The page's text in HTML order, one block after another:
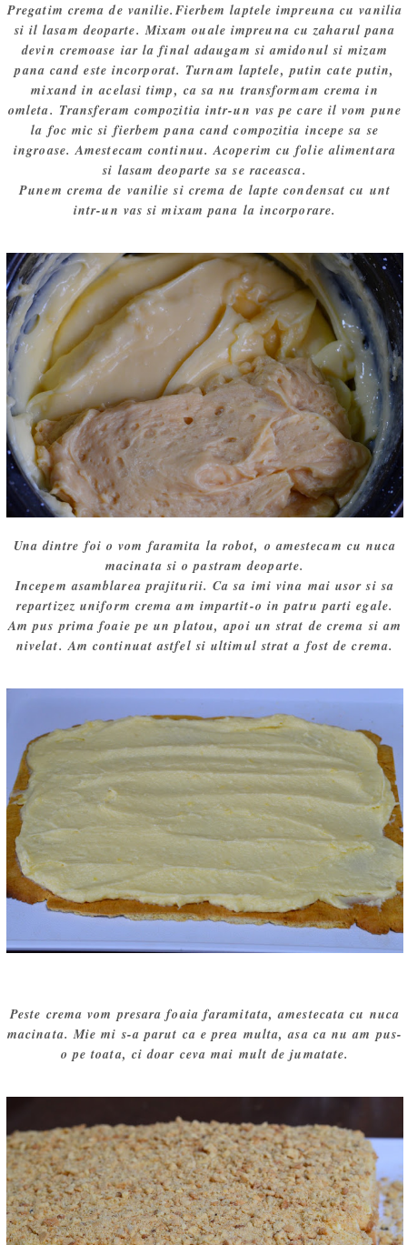
Pregatim crema de vanilie.Fierbem laptele impreuna cu vanilia
si il lasam deoparte. Mixam ouale impreuna cu zaharul pana
devin cremoase iar la final adaugam si amidonul si mizam
pana cand este incorporat. Turnam laptele, putin cate putin,
mixand in acelasi timp, ca sa nu transformam crema in
omleta. Transferam compozitia intr-un vas pe care il vom pune
la foc mic si fierbem pana cand compozitia incepe sa se
ingroase. Amestecam continuu. Acoperim cu folie alimentara
si lasam deoparte sa se raceasca.
Punem crema de vanilie si crema de lapte condensat cu unt
intr-un vas si mixam pana la incorporare.
Una dintre foi o vom faramita la robot, o amestecam cu nuca
macinata si o pastram deoparte.
Incepem asamblarea prajiturii. Ca sa imi vina mai usor si sa
repartizez uniform crema am impartit-o in patru parti egale.
Am pus prima foaie pe un platou, apoi un strat de crema si am
nivelat. Am continuat astfel si ultimul strat a fost de crema.
Peste crema vom presara foaia faramitata, amestecata cu nuca
macinata. Mie mi s-a parut ca e prea multa, asa ca nu am pus-
o pe toata, ci doar ceva mai mult de jumatate.